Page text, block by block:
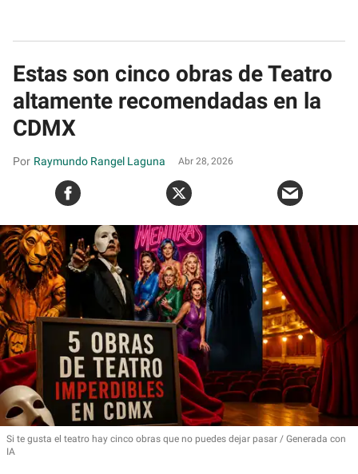
Estas son cinco obras de Teatro
altamente recomendadas en la
CDMX
Raymundo Rangel Laguna Abr 28, 2026
Si te gusta el teatro hay cinco obras que no puedes dejar pasar
Generada con
IA